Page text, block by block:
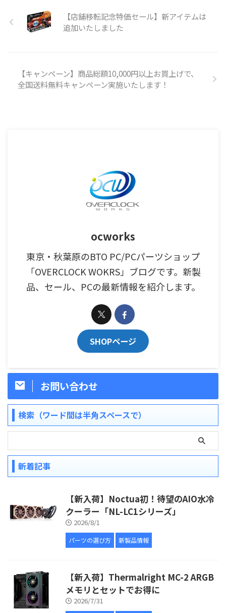
【店舗移転記念特価セール】新アイテムは
追加いたしました
【キャンペーン】商品総額10,000円以上お買上げで、
全国送料無料キャンペーン実施いたします！
ocworks
東京・秋葉原のBTO PC/PCパーツショップ
「OVERCLOCK WOKRS」ブログです。新製
品、セール、PCの最新情報を紹介します。
SHOPページ
お問い合わせ
検索（ワード間は半角スペースで）
新着記事
【新入荷】Noctua初！待望のAIO水冷
クーラー「NL-LC1シリーズ」
2026/8/1
パーツの選び方 新製品情報
【新入荷】Thermalright MC-2 ARGB
メモリとセットでお得に
2026/7/31